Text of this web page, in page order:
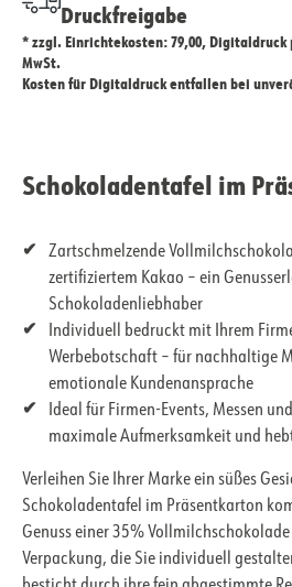
Druckfreigabe
* zzgl. Einrichtekosten: 79,00, Digitaldruck
MwSt.
Kosten für Digitaldruck entfallen bei
Schokoladentafel im
Zartschmelzende
zertifiziertem Kakao – ein
Schokoladenliebhaber
Individuell bedruckt mit Ihrem
Werbebotschaft – für nachhaltige
emotionale Kundenansprache
Ideal für Firmen-Events, Messen
maximale Aufmerksamkeit und
Verleihen Sie Ihrer Marke ein süßes
Schokoladentafel im Präsentkarton
Genuss einer 35%
Verpackung, die Sie individuell